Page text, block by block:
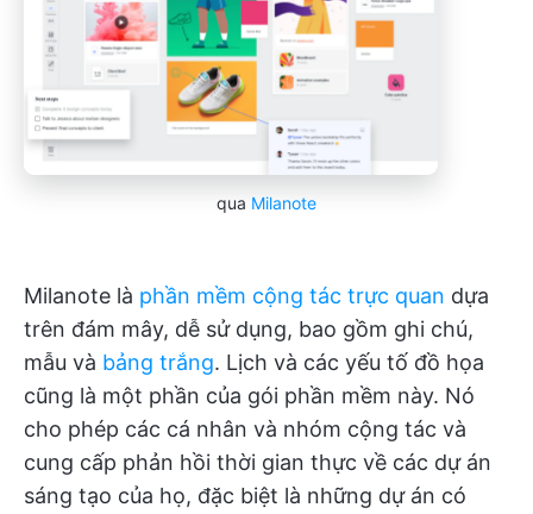
qua Milanote
Milanote là phần mềm cộng tác trực quan dựa
trên đám mây, dễ sử dụng, bao gồm ghi chú,
mẫu và bảng trắng. Lịch và các yếu tố đồ họa
cũng là một phần của gói phần mềm này. Nó
cho phép các cá nhân và nhóm cộng tác và
cung cấp phản hồi thời gian thực về các dự án
sáng tạo của họ, đặc biệt là những dự án có